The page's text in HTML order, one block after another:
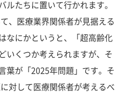
ルたちに置いて行かれます。
、医療業界関係者が見据える
なにかというと、「超高齢化
いくつか考えられますが、そ
葉が「2025年問題」です。そ
対して医療関係者が考えるべ